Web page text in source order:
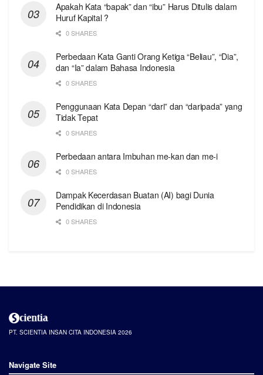
Apakah Kata “bapak” dan “ibu” Harus Ditulis dalam
Huruf Kapital ?
0 SHARES
Perbedaan Kata Ganti Orang Ketiga “Beliau”, “Dia”,
dan “Ia” dalam Bahasa Indonesia
0 SHARES
Penggunaan Kata Depan “dari” dan “daripada” yang
Tidak Tepat
0 SHARES
Perbedaan antara Imbuhan me-kan dan me-i
0 SHARES
Dampak Kecerdasan Buatan (AI) bagi Dunia
Pendidikan di Indonesia
0 SHARES
PT. SCIENTIA INSAN CITA INDONESIA 2026
Navigate Site